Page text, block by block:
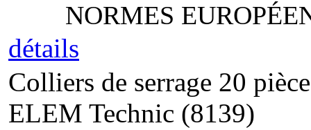
NORMES
détails
Colliers de serrage 20
ELEM Technic (8139)